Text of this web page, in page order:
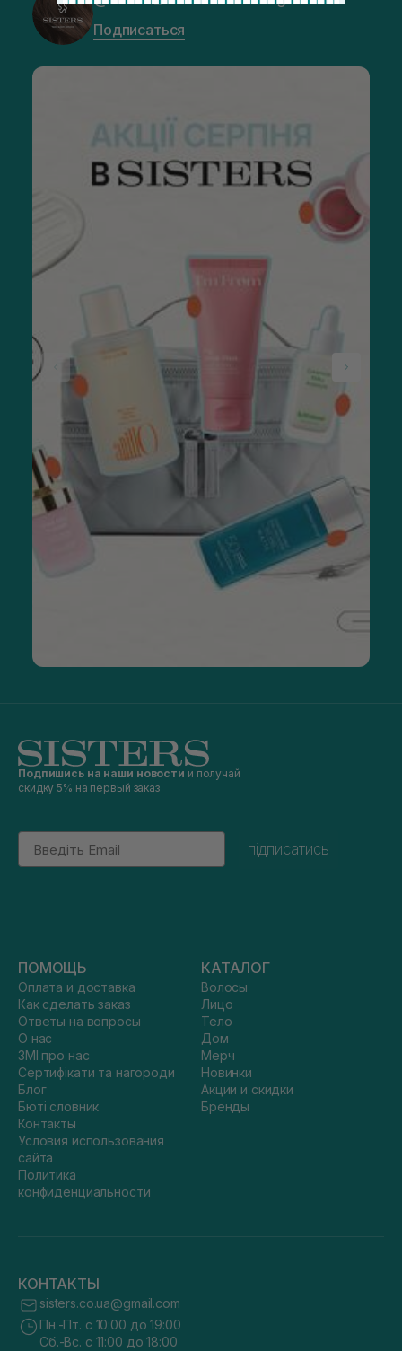
Подписаться
Подпишись на наши новости и получай
скидку 5% на первый заказ
Email
підписатись
ПОМОЩЬ
Оплата и доставка
Как сделать заказ
Ответы на вопросы
О нас
ЗМІ про нас
Сертифікати та нагороди
Блог
Бюті словник
Контакты
Условия использования
сайта
Политика
конфиденциальности
КАТАЛОГ
Волосы
Лицо
Тело
Дом
Мерч
Новинки
Акции и скидки
Бренды
КОНТАКТЫ
sisters.co.ua@gmail.com
Пн.-Пт. с 10:00 до 19:00
Сб.-Вс. с 11:00 до 18:00